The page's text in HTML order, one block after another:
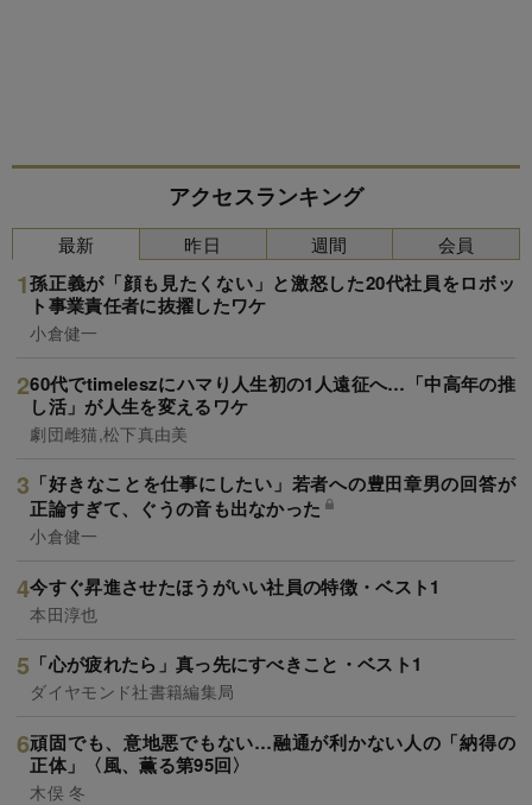
アクセスランキング
最新
孫正義が「顔も見たくない」と激怒した20代社員をロボッ
ト事業責任者に抜擢したワケ
小倉健一
60代でtimeleszにハマり人生初の1人遠征へ…「中高年の推
し活」が人生を変えるワケ
劇団雌猫,松下真由美
「好きなことを仕事にしたい」若者への豊田章男の回答が
正論すぎて、ぐうの音も出なかった
小倉健一
今すぐ昇進させたほうがいい社員の特徴・ベスト1
本田淳也
「心が疲れたら」真っ先にすべきこと・ベスト1
ダイヤモンド社書籍編集局
頑固でも、意地悪でもない…融通が利かない人の「納得の
正体」〈風、薫る第95回〉
木俣 冬
昨日 週間 会員